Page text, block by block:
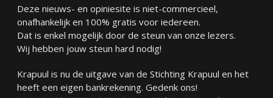
Deze nieuws- en opiniesite is niet-commercieel,
onafhankelijk en 100% gratis voor iedereen.
Dat is enkel mogelijk door de steun van onze lezers.
Wij hebben jouw steun hard nodig!
Krapuul is nu de uitgave van de Stichting Krapuul en het
heeft een eigen bankrekening. Gedenk ons!